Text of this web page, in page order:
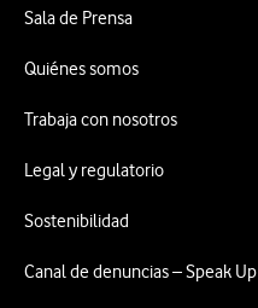
Sala de Prensa
Quiénes somos
Trabaja con nosotros
Legal y regulatorio
Sostenibilidad
Canal de denuncias – Speak Up